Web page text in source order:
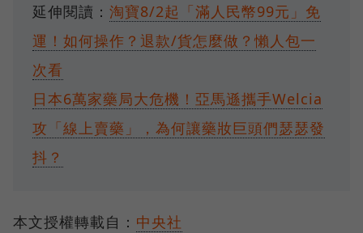
延伸閱讀： 淘寶8/2起「滿人民幣99元」免
運！如何操作？退款/貨怎麼做？懶人包一
次看
日本6萬家藥局大危機！亞馬遜攜手Welcia
攻「線上賣藥」，為何讓藥妝巨頭們瑟瑟發
抖？
本文授權轉載自： 中央社